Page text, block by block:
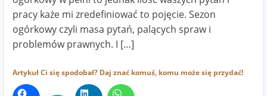
pracy każe mi zredefiniować to pojęcie. Sezon
ogórkowy czyli masa pytań, palących spraw i
problemów prawnych. I […]
Artykuł Ci się spodobał? Daj znać komuś, komu może się przydać!